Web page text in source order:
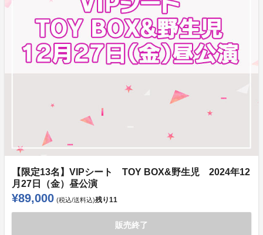
【限定13名】VIPシート TOY BOX&野生児 2024年12
月27日（金）昼公演
¥89,000 (税込/送料込)残り11
販売終了